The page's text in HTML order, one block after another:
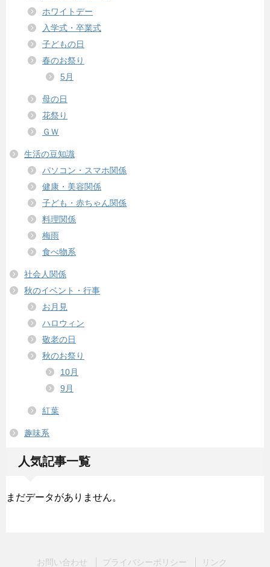
ホワイトデー
入学式・卒業式
子どもの日
春のお祭り
5月
母の日
花祭り
ＧＷ
生活の豆知識
パソコン・スマホ関係
健康・美容関係
子ども・赤ちゃん関係
料理関係
梅雨
食べ物系
社会人関係
秋のイベント・行事
お月見
ハロウィン
敬老の日
秋のお祭り
10月
9月
紅葉
趣味系
人気記事一覧
まだデータがありません。
お問い合わせ プライバシーポリシー リンク